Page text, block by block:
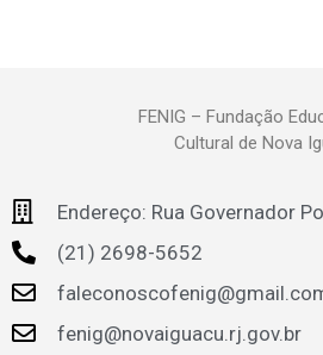
FENIG – Fundação
Cultural de Nova
Endereço: Rua Governador
(21) 2698-5652
fenig@novaiguacu.rj.gov.br